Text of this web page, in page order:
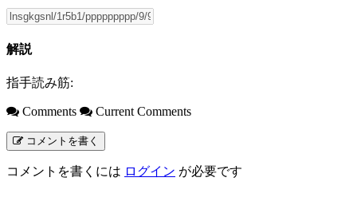
解説
指手読み筋:
Comments Current Comments
コメントを書く
コメントを書くには ログイン が必要です